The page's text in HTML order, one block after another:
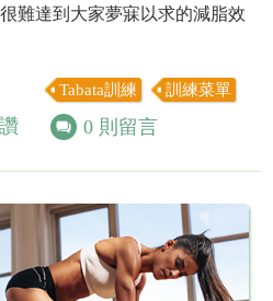
難達到大家夢寐以求的減脂效
Tabata訓練 訓練菜單
0 則留言